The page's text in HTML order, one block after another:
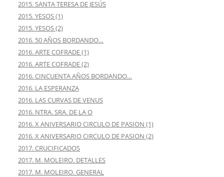
2015. SANTA TERESA DE JESÚS
2015. YESOS (1)
2015. YESOS (2)
2016. 50 AÑOS BORDANDO…
2016. ARTE COFRADE (1)
2016. ARTE COFRADE (2)
2016. CINCUENTA AÑOS BORDANDO…
2016. LA ESPERANZA
2016. LAS CURVAS DE VENUS
2016. NTRA. SRA. DE LA O
2016. X ANIVERSARIO CIRCULO DE PASION (1)
2016. X ANIVERSARIO CIRCULO DE PASION (2)
2017. CRUCIFICADOS
2017. M. MOLEIRO. DETALLES
2017. M. MOLEIRO. GENERAL